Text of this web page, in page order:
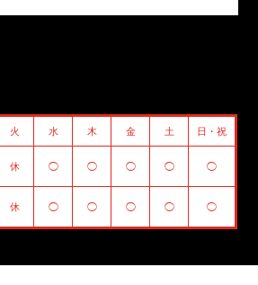
火 水 木 金 土 日・祝
休 ◯ ◯ ◯ ◯ ◯
休 ◯ ◯ ◯ ◯ ◯